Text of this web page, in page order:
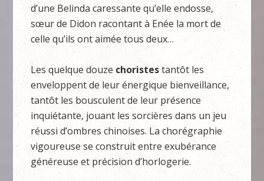
d’une Belinda caressante qu’elle endosse,
sœur de Didon racontant à Enée la mort de
celle qu’ils ont aimée tous deux…
Les quelque douze choristestantôt les
enveloppent de leur énergique bienveillance,
tantôt les bousculent de leur présence
inquiétante, jouant les sorcières dans un jeu
réussi d’ombres chinoises. La chorégraphie
vigoureuse se construit entre exubérance
généreuse et précision d’horlogerie.